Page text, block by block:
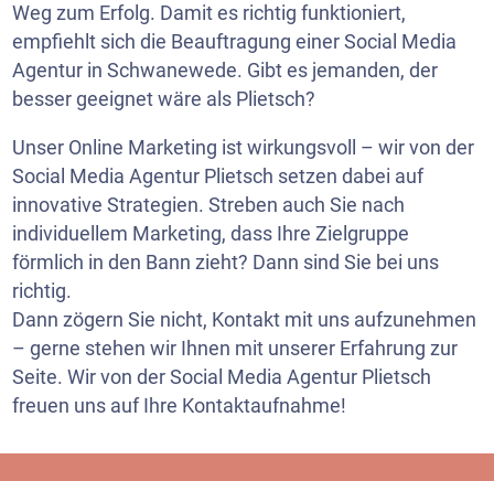
Weg zum Erfolg. Damit es richtig funktioniert,
empfiehlt sich die Beauftragung einer Social Media
Agentur in Schwanewede. Gibt es jemanden, der
besser geeignet wäre als Plietsch?
Unser Online Marketing ist wirkungsvoll – wir von der
Social Media Agentur Plietsch setzen dabei auf
innovative Strategien. Streben auch Sie nach
individuellem Marketing, dass Ihre Zielgruppe
förmlich in den Bann zieht? Dann sind Sie bei uns
richtig.
Dann zögern Sie nicht, Kontakt mit uns aufzunehmen
– gerne stehen wir Ihnen mit unserer Erfahrung zur
Seite. Wir von der Social Media Agentur Plietsch
freuen uns auf Ihre Kontaktaufnahme!